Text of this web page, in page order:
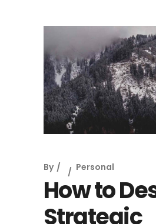
By Personal
How to
Strategic